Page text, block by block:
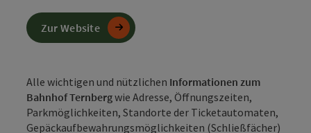
Alle wichtigen und nützlichen Informationen zum
Bahnhof Ternbergwie Adresse, Öffnungszeiten,
Parkmöglichkeiten, Standorte der Ticketautomaten,
Gepäckaufbewahrungsmöglichkeiten (Schließfächer)
Zur Website